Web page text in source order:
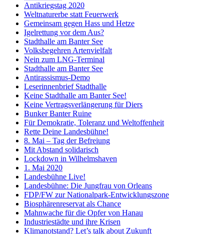
Antikriegstag 2020
Weltnaturerbe statt Feuerwerk
Gemeinsam gegen Hass und Hetze
Igelrettung vor dem Aus?
Stadthalle am Banter See
Volksbegehren Artenvielfalt
Nein zum LNG-Terminal
Stadthalle am Banter See
Antirassismus-Demo
Leserinnenbrief Stadthalle
Keine Stadthalle am Banter See!
Keine Vertragsverlängerung für Diers
Bunker Banter Ruine
Für Demokratie, Toleranz und Weltoffenheit
Rette Deine Landesbühne!
8. Mai – Tag der Befreiung
Mit Abstand solidarisch
Lockdown in Wilhelmshaven
1. Mai 2020
Landesbühne Live!
Landesbühne: Die Jungfrau von Orleans
FDP/FW zur Nationalpark-Entwicklungszone
Biosphärenreservat als Chance
Mahnwache für die Opfer von Hanau
Industriestädte und ihre Krisen
Klimanotstand? Let’s talk about Zukunft